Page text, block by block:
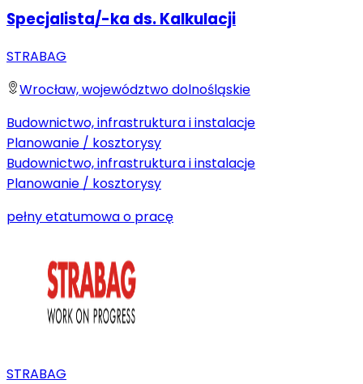
Specjalista/-ka ds. Kalkulacji
STRABAG
Wrocław, województwo dolnośląskie
Budownictwo, infrastruktura i instalacje
Planowanie / kosztorysy
Budownictwo, infrastruktura i instalacje
Planowanie / kosztorysy
pełny etatumowa o pracę
STRABAG